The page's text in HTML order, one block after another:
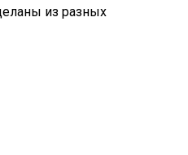
из разных